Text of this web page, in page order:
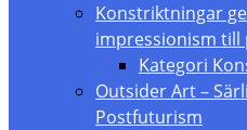
Konstriktningar
impressionism till
Kategori
Outsider Art –
Postfuturism